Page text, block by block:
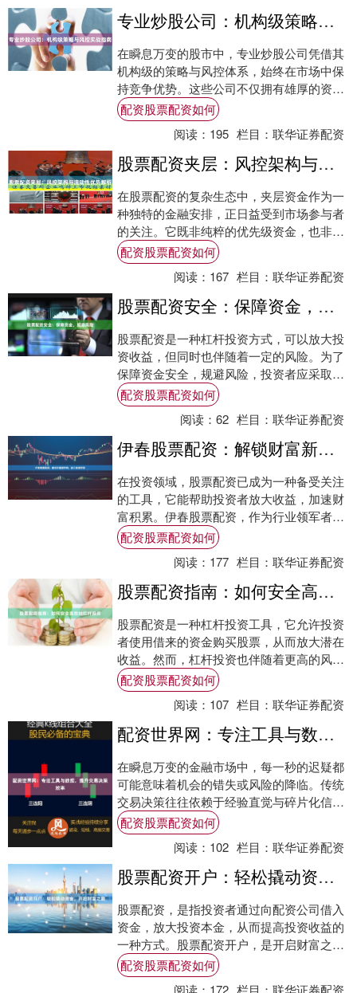
专业炒股公司：机构级策略与风控实战指南
在瞬息万变的股市中，专业炒股公司凭借其
机构级的策略与风控体系，始终在市场中保
持竞争优势。这些公司不仅拥有雄厚的资金
实力，更重要的是他们系统化的投资方法和
严格的风....
配资股票配资如何
阅读： 195 栏目：联华证券配资
股票配资夹层：风控架构与流动性优势解析
在股票配资的复杂生态中，夹层资金作为一
种独特的金融安排，正日益受到市场参与者
的关注。它既非纯粹的优先级资金，也非承
担最大风险的劣后级资金配资股票配资如
何，而是介....
配资股票配资如何
阅读： 167 栏目：联华证券配资
股票配资安全：保障资金，规避风险
股票配资是一种杠杆投资方式，可以放大投
资收益，但同时也伴随着一定的风险。为了
保障资金安全，规避风险，投资者应采取以
下措施： **选择正规平台：** 选择具有合
法....
配资股票配资如何
阅读：62 栏目：联华证券配资
伊春股票配资：解锁财富新密码，助力投资梦想
在投资领域，股票配资已成为一种备受关注
的工具，它能帮助投资者放大收益，加速财
富积累。伊春股票配资，作为行业领军者，
以其专业服务和稳健运营，为投资者提供了
一个解锁....
配资股票配资如何
阅读： 177 栏目：联华证券配资
股票配资指南：如何安全高效地杠杆投资
股票配资是一种杠杆投资工具，它允许投资
者使用借来的资金购买股票，从而放大潜在
收益。然而，杠杆投资也伴随着更高的风
险，因此在进行股票配资之前，了解其安全
高效的策略....
配资股票配资如何
阅读： 107 栏目：联华证券配资
配资世界网：专注工具与数据，提升交易决策效率
在瞬息万变的金融市场中，每一秒的迟疑都
可能意味着机会的错失或风险的降临。传统
交易决策往往依赖于经验直觉与碎片化信
息，如同在迷雾中航行。然而配资股票配资
如何，随着....
配资股票配资如何
阅读： 102 栏目：联华证券配资
股票配资开户：轻松撬动资金，开启财富之路
股票配资，是指投资者通过向配资公司借入
资金，放大投资本金，从而提高投资收益的
一种方式。股票配资开户，是开启财富之路
的第一步。 **开户流程简单便捷** 股票配
资....
配资股票配资如何
阅读： 172 栏目：联华证券配资